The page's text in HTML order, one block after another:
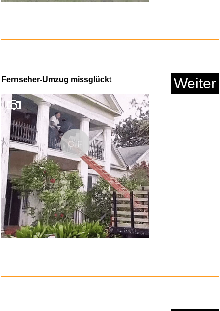
KBREE Samsung Kühlschrank...
Anzeige
INNO Quick Base...
Fernseher-Umzug missglückt Weiter
GIF